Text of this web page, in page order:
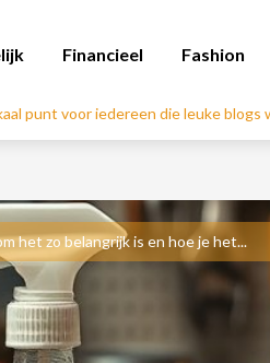
Financieel Fashion
punt voor iedereen die leuke
het zo belangrijk is en hoe je het...